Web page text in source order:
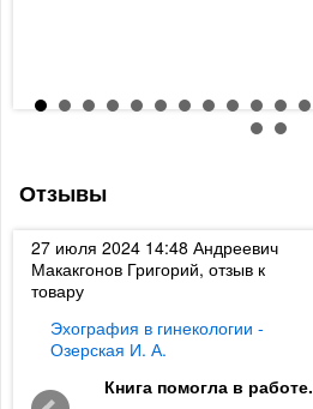
Отзывы
27 июля 2024 14:48 Андреевич
Макакгонов Григорий, отзыв к
товару
Эхография в гинекологии -
Озерская И. А.
Книга помогла в работе.